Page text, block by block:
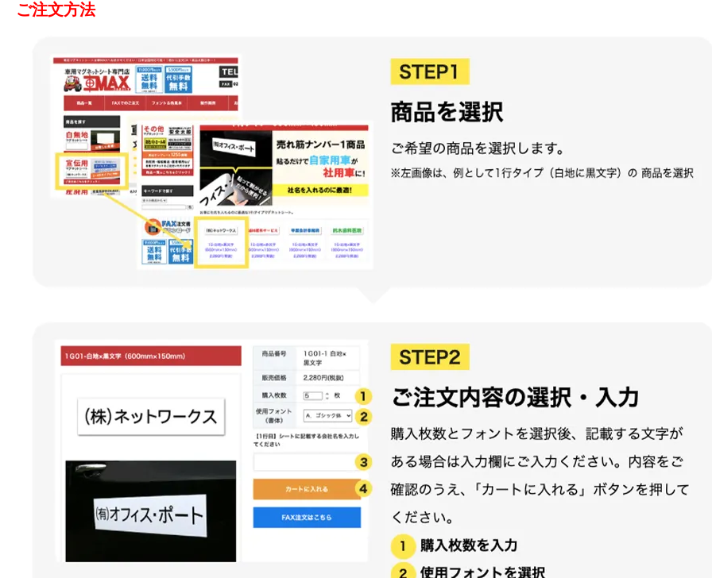
ご注文方法